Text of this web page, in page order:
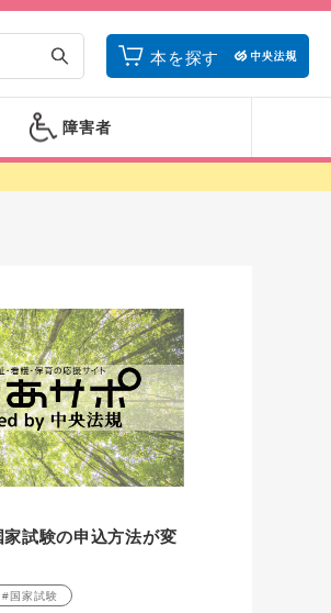
本を探す
障害者
試験の申込方法が変
#国家試験